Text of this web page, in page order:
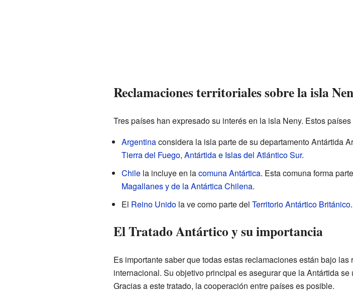
Reclamaciones territoriales sobre la isla
Tres países han expresado su interés en la isla Neny. Estos países
Argentinaconsidera la isla parte de su departamento Antártida
Tierra del Fuego, Antártida e Islas del Atlántico Sur.
Chilela incluye en lacomuna Antártica. Esta comuna forma
Magallanes y de la Antártica Chilena.
El Reino Unidola ve como parte del Territorio Antártico Británico.
El Tratado Antártico y su importancia
Es importante saber que todas estas reclamaciones están bajo las
internacional. Su objetivo principal es asegurar que la Antártida
Gracias a este tratado, la cooperación entre países es posible.